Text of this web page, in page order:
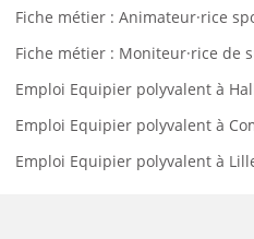
Fiche métier : Animateur·rice
Fiche métier : Moniteur·rice de
Emploi Equipier polyvalent à
Emploi Equipier polyvalent à
Emploi Equipier polyvalent à